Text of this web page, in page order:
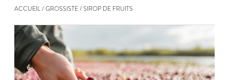
ACCUEIL GROSSISTE SIROP DE FRUITS